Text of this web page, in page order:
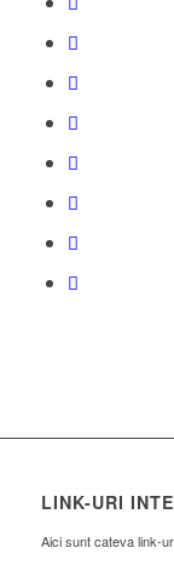
LINK-URI
Aici sunt cateva link-